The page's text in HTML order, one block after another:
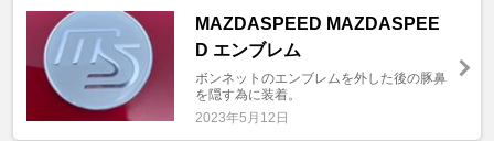
MAZDASPEED MAZDASPEE
D エンブレム
ボンネットのエンブレムを外した後の豚鼻
を隠す為に装着。
2023年5月12日